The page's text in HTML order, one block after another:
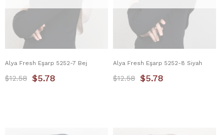
Alya Fresh Eşarp 5252-7 Bej
$5.78
$12.58
Alya Fresh Eşarp 5252-8 Siyah
$5.78
$12.58